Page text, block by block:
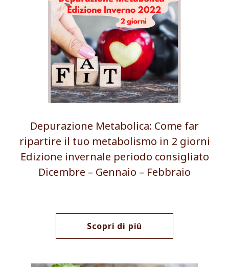
Depurazione Metabolica: Come far
ripartire il tuo metabolismo in 2 giorni
Edizione invernale periodo consigliato
Dicembre – Gennaio – Febbraio
Scopri di più